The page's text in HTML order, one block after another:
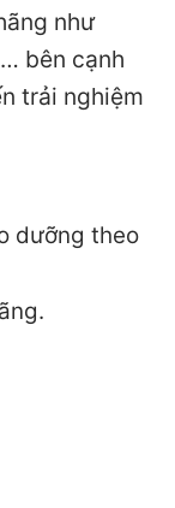
như
bên cạnh
trải nghiệm
dưỡng theo